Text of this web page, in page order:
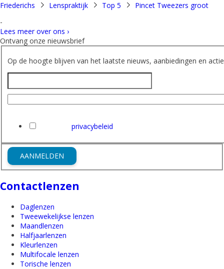
Friederichs
Lenspraktijk Top 5
Pincet Tweezers groot
-
Lees meer over ons ›
Ontvang onze nieuwsbrief
Op de hoogte blijven van het laatste nieuws, aanbiedingen en
privacybeleid
AANMELDEN
Contactlenzen
Daglenzen
Tweewekelijkse lenzen
Maandlenzen
Halfjaarlenzen
Kleurlenzen
Multifocale lenzen
Torische lenzen